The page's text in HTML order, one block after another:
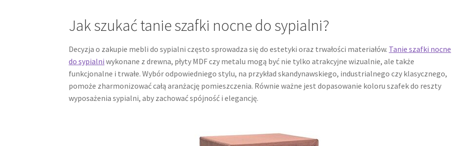
Jak szukać tanie szafki nocne do sypialni?
Decyzja o zakupie mebli do sypialni często sprowadza się do estetyki oraz trwałości materiałów. Tanie szafki nocne
do sypialni wykonane z drewna, płyty MDF czy metalu mogą być nie tylko atrakcyjne wizualnie, ale także
funkcjonalne i trwałe. Wybór odpowiedniego stylu, na przykład skandynawskiego, industrialnego czy klasycznego,
pomoże zharmonizować całą aranżację pomieszczenia. Równie ważne jest dopasowanie koloru szafek do reszty
wyposażenia sypialni, aby zachować spójność i elegancję.